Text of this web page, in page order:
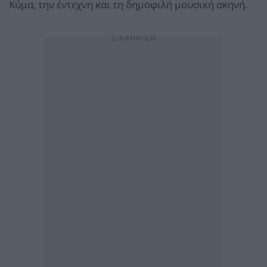
Κύμα, την έντεχνη και τη δημοφιλή μουσική σκηνή.